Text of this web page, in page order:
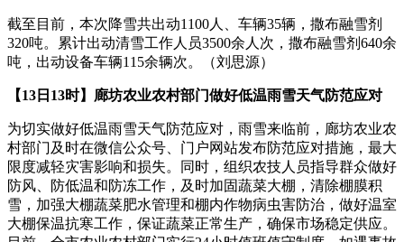
截至目前，本次降雪共出动1100人、车辆35辆，撒布融雪剂
320吨。累计出动清雪工作人员3500余人次，撒布融雪剂640余
吨，出动设备车辆115余辆次。（刘思源）
【13日13时】廊坊农业农村部门做好低温雨雪天气防范应对
为切实做好低温雨雪天气防范应对，雨雪来临前，廊坊农业农
村部门及时在微信公众号、门户网站发布防范应对措施，最大
限度减轻灾害影响和损失。同时，组织农技人员指导群众做好
防风、防低温和防冻工作，及时加固蔬菜大棚，清除棚膜积
雪，加强大棚蔬菜肥水管理和棚内作物病虫害防治，做好温室
大棚保温抗寒工作，保证蔬菜正常生产，确保市场稳定供应。